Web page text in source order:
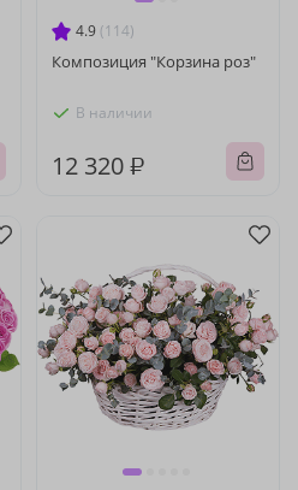
4.9 (114)
Композиция "Корзина роз"
В наличии
12 320 ₽